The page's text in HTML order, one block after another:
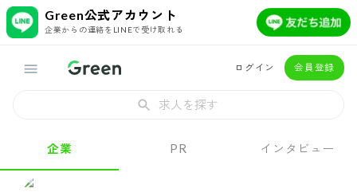
Green公式アカウント
企業からの連絡をLINEで受け取れる
ログイン 会員登録
求人を探す
企業 PR インタビュー